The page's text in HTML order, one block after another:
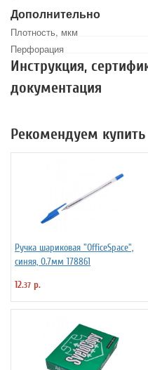
Дополнительно
Плотность, мкм
Перфорация
Инструкция,
документация
Рекомендуем купить
Ручка шариковая "OfficeSpace",
синяя, 0.7мм 178861
12.37 р.